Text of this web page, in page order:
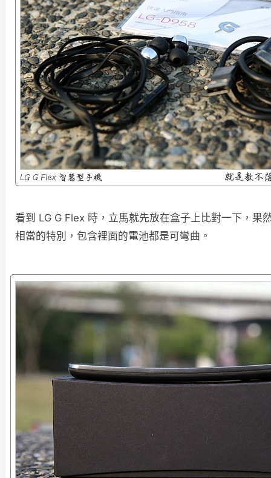
看到 LG G Flex 時，立馬就先放在盒子上比對一下，果
相當的特別，包含裡面的電池都是可彎曲。